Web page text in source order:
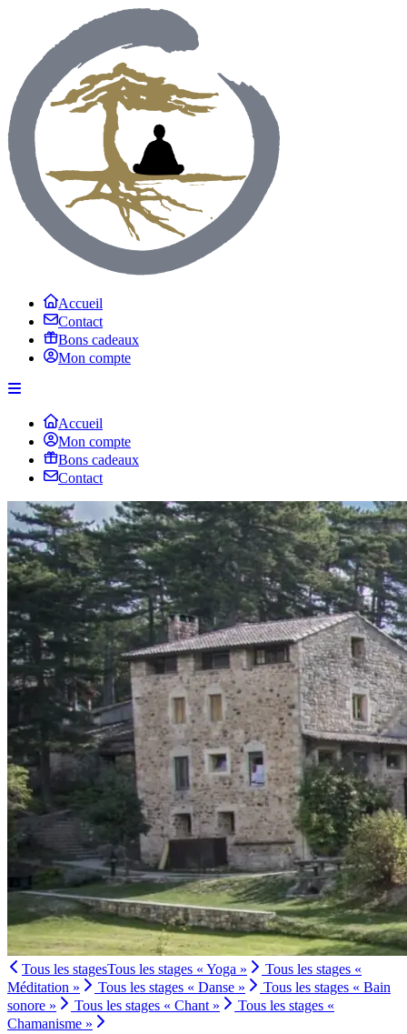
Accueil
Contact
Bons cadeaux
Mon compte
Accueil
Mon compte
Bons cadeaux
Contact
Tous les stagesTous les stages « Yoga »
Tous les stages «
Méditation »
Tous les stages « Danse »
Tous les stages « Bain
sonore »
Tous les stages « Chant »
Tous les stages «
Chamanisme »